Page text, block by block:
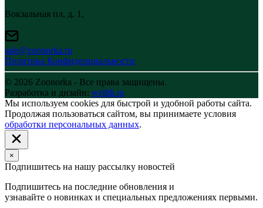
Вокзальная пл, д. 1,
sale@zoonorka.ru
Политика Конфиденциальности
© 2026 Zoonorka - Все права защищены.
Разработка и дизайн: welldi.ru
Мы используем cookies для быстрой и удобной работы сайта.
Продолжая пользоваться сайтом, вы принимаете условия
обработки персональных данных.
×
Подпишитесь на нашу рассылку новостей
Подпишитесь на последние обновления и
узнавайте о новинках и специальных предложениях первыми.